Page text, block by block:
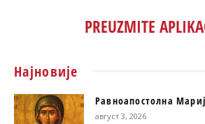
PREUZMITE
Најновије
Равноапостолна
август 3, 2026